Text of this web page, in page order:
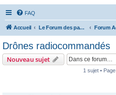
FAQ
Accueil Le Forum des passionnés d'aviation
Drônes radiocommandés
Nouveau sujet
1 sujet • Page